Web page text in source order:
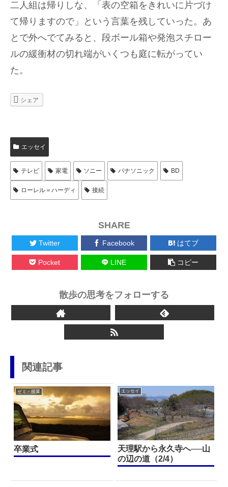
二人組は帰りしな、「表の空箱をきれいに片づけ
て帰りますので」という言葉を残していった。あ
とで外へでてみると、段ボール箱や発泡スチロー
ルの緩衝材の切れ端がいくつも庭に転がってい
た。
シェア
エッセイ
テレビ 家電 ソニー パナソニック BD
ローレル＝ハーディ 接続
SHARE
Twitter Facebook はてブ
Pocket LINE コピー
散歩の思考をフォローする
関連記事
ゼミ・授業
卒業式
エッセイ
天理駅から永久寺へ──山
の辺の道（2/4）